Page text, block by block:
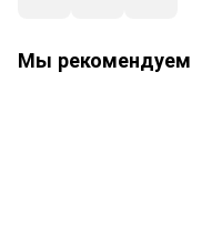
Мы рекомендуем